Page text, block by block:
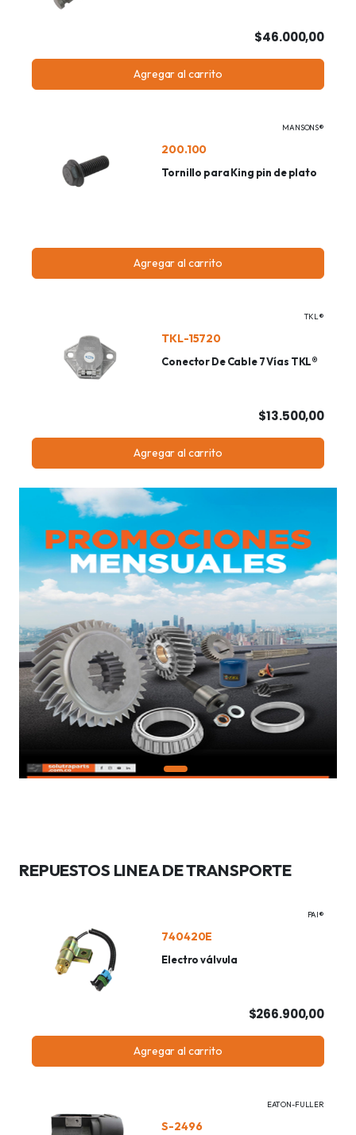
$46.000,00
Agregar al carrito
MANSONS®
200.100
Tornillo para King pin de plato
Agregar al carrito
TKL®
TKL-15720
Conector De Cable 7 Vías TKL®
$13.500,00
Agregar al carrito
REPUESTOS LINEA DE TRANSPORTE
PAI®
740420E
Electro válvula
$266.900,00
Agregar al carrito
EATON-FULLER
S-2496